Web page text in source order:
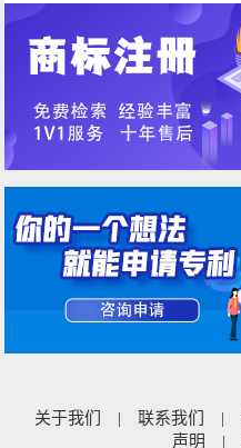
关于我们 | 联系我们 |
声明
|